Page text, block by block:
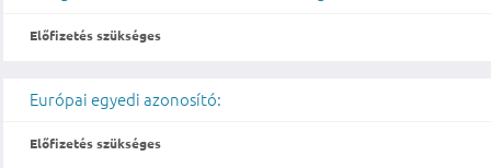
Előfizetés szükséges
Európai egyedi azonosító:
Előfizetés szükséges